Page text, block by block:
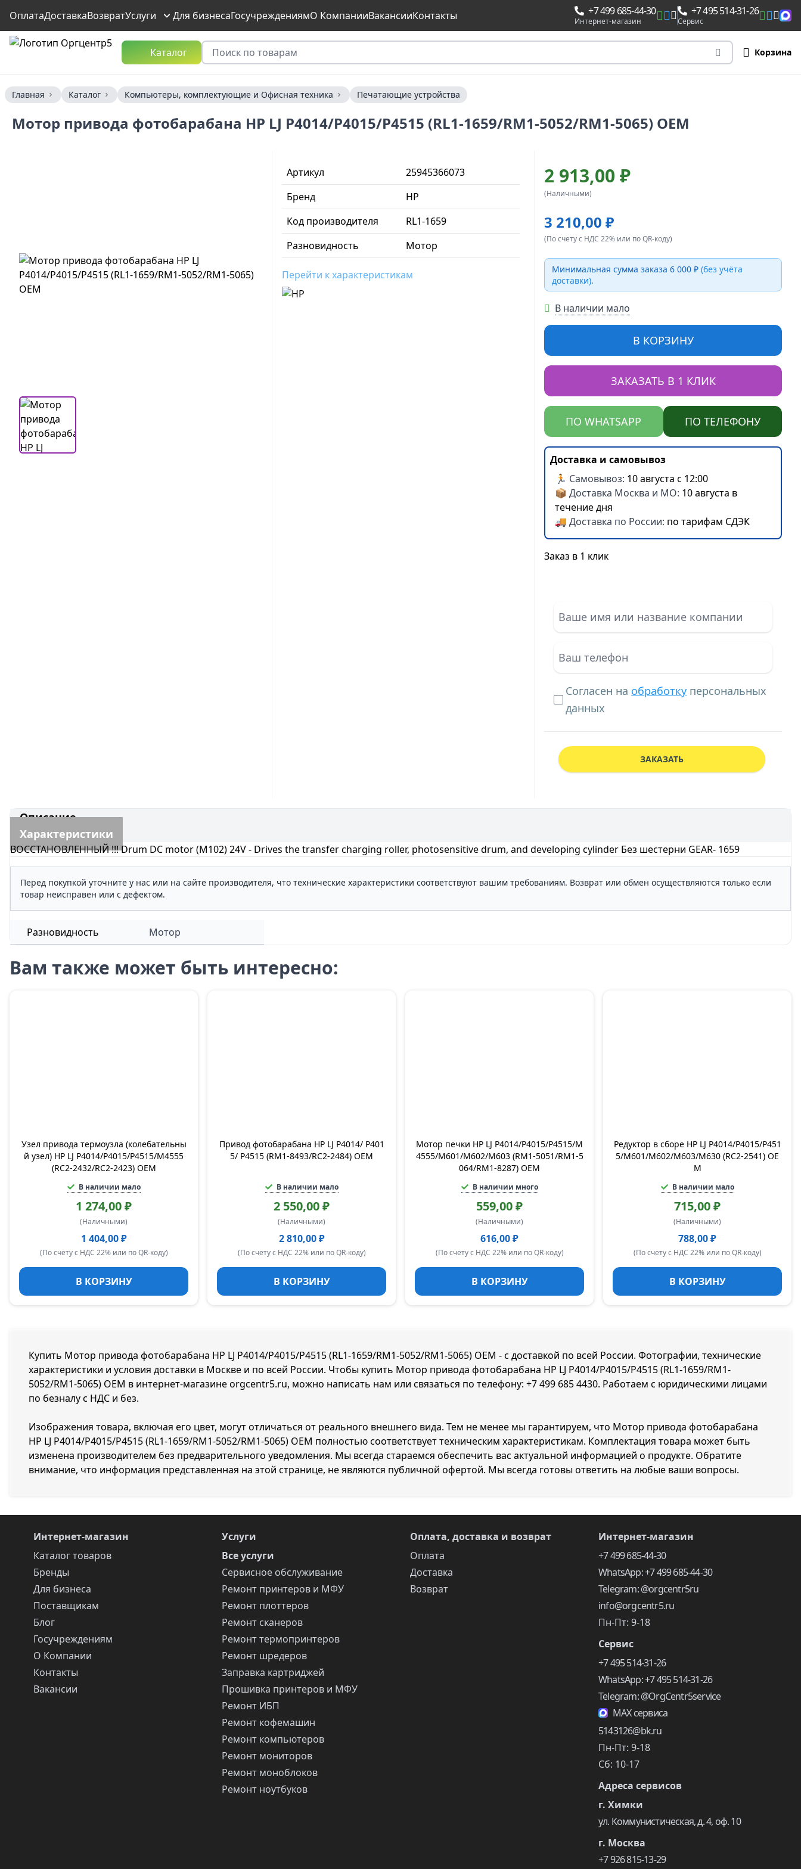
ОплатаДоставкаВозвратУслуги Для бизнесаГосучреждениямО КомпанииВакансииКонтакты +7 499 685-44-30
Интернет-магазин
+7 495 514-31-26
Сервис
Каталог Корзина
Главная Каталог Компьютеры, комплектующие и Офисная техника Печатающие устройства
Мотор привода фотобарабана HP LJ P4014/P4015/P4515 (RL1-1659/RM1-5052/RM1-5065) OEM
Артикул
25945366073
Бренд
HP
Код производителя
RL1-1659
Разновидность
Мотор
Перейти к характеристикам
2 913,00 ₽
(Наличными)
3 210,00 ₽
(По счету с НДС 22% или по QR-коду)
Минимальная сумма заказа 6 000 ₽(без учёта
доставки).
В наличии мало
В КОРЗИНУ
ЗАКАЗАТЬ В 1 КЛИК
ПО WHATSAPP ПО ТЕЛЕФОНУ
Доставка и самовывоз
🏃 Самовывоз: 10 августа с 12:00
📦 Доставка Москва и МО: 10 августа в
течение дня
🚚 Доставка по России: по тарифам СДЭК
Заказ в 1 клик
Согласен на обработку персональных
данных
ЗАКАЗАТЬ
Описание
Характеристики
ВОССТАНОВЛЕННЫЙ !!! Drum DC motor (M102) 24V - Drives the transfer charging roller, photosensitive drum, and developing cylinder Без шестерни GEAR- 1659
Перед покупкой уточните у нас или на сайте производителя, что технические характеристики соответствуют вашим требованиям. Возврат или обмен осуществляются только если
товар неисправен или с дефектом.
Разновидность Мотор
Вам также может быть интересно:
Узел привода термоузла (колебательны
й узел) HP LJ P4014/P4015/P4515/M4555
(RC2-2432/RC2-2423) OEM
В наличии мало
1 274,00 ₽
(Наличными)
1 404,00 ₽
(По счету с НДС 22% или по QR-коду)
В КОРЗИНУ
Привод фотобарабана HP LJ P4014/ P401
5/ P4515 (RM1-8493/RC2-2484) OEM
В наличии мало
2 550,00 ₽
(Наличными)
2 810,00 ₽
(По счету с НДС 22% или по QR-коду)
В КОРЗИНУ
Мотор печки HP LJ P4014/P4015/P4515/M
4555/M601/M602/M603 (RM1-5051/RM1-5
064/RM1-8287) OEM
В наличии много
559,00 ₽
(Наличными)
616,00 ₽
(По счету с НДС 22% или по QR-коду)
В КОРЗИНУ
Редуктор в сборе HP LJ P4014/P4015/P451
5/M601/M602/M603/M630 (RC2-2541) OE
M
В наличии мало
715,00 ₽
(Наличными)
788,00 ₽
(По счету с НДС 22% или по QR-коду)
В КОРЗИНУ
Купить Мотор привода фотобарабана HP LJ P4014/P4015/P4515 (RL1-1659/RM1-5052/RM1-5065) OEM - с доставкой по всей России. Фотографии, технические
характеристики и условия доставки в Москве и по всей России. Чтобы купить Мотор привода фотобарабана HP LJ P4014/P4015/P4515 (RL1-1659/RM1-
5052/RM1-5065) OEM в интернет-магазине orgcentr5.ru, можно написать нам или связаться по телефону: +7 499 685 4430. Работаем с юридическими лицами
по безналу с НДС и без.
Изображения товара, включая его цвет, могут отличаться от реального внешнего вида. Тем не менее мы гарантируем, что Мотор привода фотобарабана
HP LJ P4014/P4015/P4515 (RL1-1659/RM1-5052/RM1-5065) OEM полностью соответствует техническим характеристикам. Комплектация товара может быть
изменена производителем без предварительного уведомления. Мы всегда стараемся обеспечить вас актуальной информацией о продукте. Обратите
внимание, что информация представленная на этой странице, не являются публичной офертой. Мы всегда готовы ответить на любые ваши вопросы.
Интернет-магазин
Каталог товаров
Бренды
Для бизнеса
Поставщикам
Блог
Госучреждениям
О Компании
Контакты
Вакансии
Услуги
Все услуги
Сервисное обслуживание
Ремонт принтеров и МФУ
Ремонт плоттеров
Ремонт сканеров
Ремонт термопринтеров
Ремонт шредеров
Заправка картриджей
Прошивка принтеров и МФУ
Ремонт ИБП
Ремонт кофемашин
Ремонт компьютеров
Ремонт мониторов
Ремонт моноблоков
Ремонт ноутбуков
Оплата, доставка и возврат
Оплата
Доставка
Возврат
Интернет-магазин
+7 499 685-44-30
WhatsApp: +7 499 685-44-30
Telegram: @orgcentr5ru
info@orgcentr5.ru
Пн-Пт: 9-18
Сервис
+7 495 514-31-26
WhatsApp: +7 495 514-31-26
Telegram: @OrgCentr5service
MAX сервиса
5143126@bk.ru
Пн-Пт: 9-18
Сб: 10-17
Адреса сервисов
г. Химки
ул. Коммунистическая, д. 4, оф. 10
г. Москва
+7 926 815-13-29